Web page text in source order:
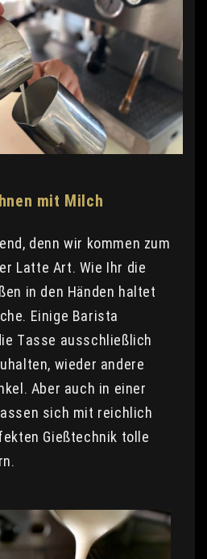
mit Milch
denn wir kommen zum
Latte Art. Wie Ihr die
in den Händen haltet
Einige Barista
Tasse ausschließlich
wieder andere
Aber auch in einer
sich mit reichlich
Gießtechnik tolle